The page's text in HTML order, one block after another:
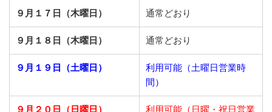
９月１７日（木曜日） 通常どおり
９月１８日（木曜日） 通常どおり
９月１９日（土曜日）
利用可能（土曜日営業時
間）
９月２０日（日曜日）
利用可能（日曜・祝日営業